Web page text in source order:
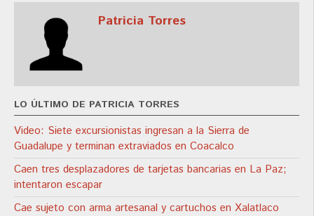
Patricia Torres
LO ÚLTIMO DE PATRICIA TORRES
Video: Siete excursionistas ingresan a la Sierra de
Guadalupe y terminan extraviados en Coacalco
Caen tres desplazadores de tarjetas bancarias en La Paz;
intentaron escapar
Cae sujeto con arma artesanal y cartuchos en Xalatlaco